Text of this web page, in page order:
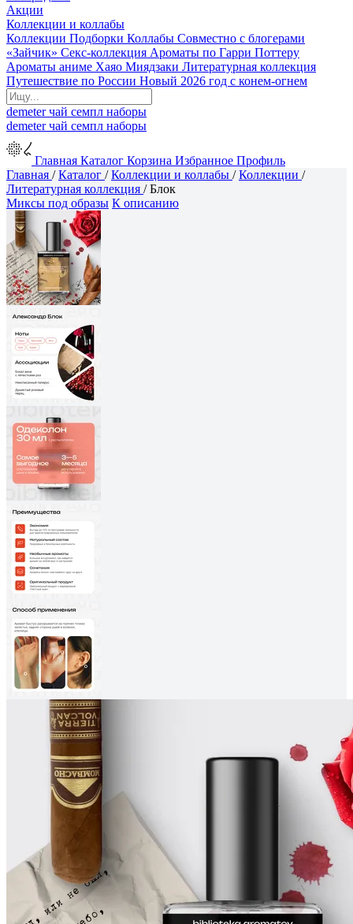
Акции
Коллекции и коллабы
Коллекции Подборки Коллабы Совместно с блогерами
«Зайчик» Секс-коллекция Ароматы по Гарри Поттеру
Ароматы аниме Хаяо Миядзаки Литературная коллекция
Путешествие по России Новый 2026 год с конем-огнем
demeterчай семпл наборы
demeterчай семпл наборы
Главная Каталог Корзина Избранное Профиль
Главная /Каталог /Коллекции и коллабы /Коллекции /
Литературная коллекция /Блок
Миксы под образы К описанию